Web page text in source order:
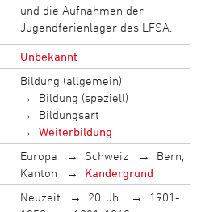
und die Aufnahmen der
Jugendferienlager des LFSA.
Unbekannt
Bildung (allgemein)
Bildung (speziell)
Bildungsart
Weiterbildung
Europa Schweiz
Bern,
Kanton
Kandergrund
Neuzeit 20. Jh.
1901-